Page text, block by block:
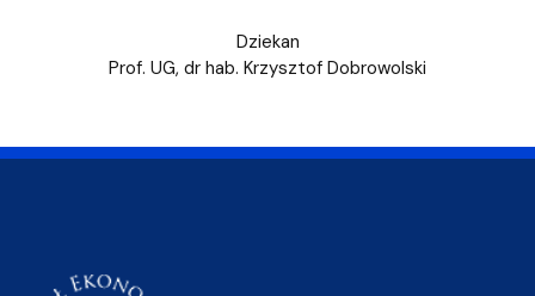
Dziekan
Prof. UG, dr hab. Krzysztof Dobrowolski